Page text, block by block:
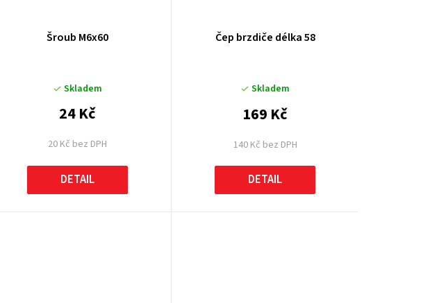
Šroub M6x60
Skladem
20 Kč bez DPH
24 Kč
DETAIL
Čep brzdiče délka 58
Skladem
140 Kč bez DPH
169 Kč
DETAIL